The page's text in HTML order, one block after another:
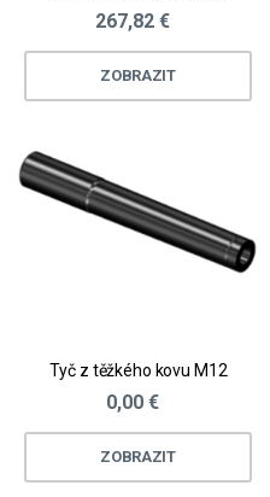
267,82 €
ZOBRAZIT
Tyč z těžkého kovu M12
0,00 €
ZOBRAZIT